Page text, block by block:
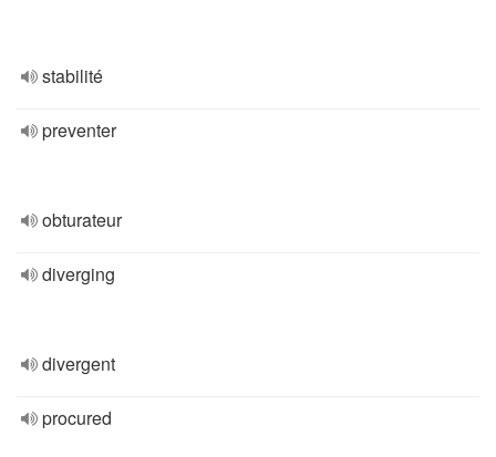
stabilité
preventer
obturateur
diverging
divergent
procured